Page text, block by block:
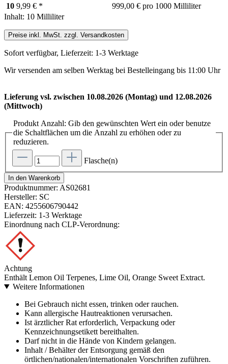
10 9,99 € *
999,00 € pro 1000 Milliliter
Inhalt: 10 Milliliter
Preise inkl. MwSt. zzgl. Versandkosten
Sofort verfügbar, Lieferzeit: 1-3 Werktage
Wir versenden am selben Werktag bei Bestelleingang bis 11:00 Uhr
Lieferung vsl. zwischen 10.08.2026 (Montag) und 12.08.2026
(Mittwoch)
Produkt Anzahl: Gib den gewünschten Wert ein oder benutze
die Schaltflächen um die Anzahl zu erhöhen oder zu
reduzieren.
Flasche(n)
In den Warenkorb
Produktnummer: AS02681
Hersteller: SC
EAN: 4255606790442
Lieferzeit: 1-3 Werktage
Einordnung nach CLP-Verordnung:
Achtung
Enthält Lemon Oil Terpenes, Lime Oil, Orange Sweet Extract.
Weitere Informationen
Bei Gebrauch nicht essen, trinken oder rauchen.
Kann allergische Hautreaktionen verursachen.
Ist ärztlicher Rat erforderlich, Verpackung oder
Kennzeichnungsetikett bereithalten.
Darf nicht in die Hände von Kindern gelangen.
Inhalt / Behälter der Entsorgung gemäß den
örtlichen/nationalen/internationalen Vorschriften zuführen.